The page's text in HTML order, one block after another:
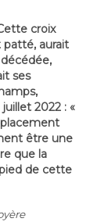
croix
patté, aurait
ses
2022 : «
être une
que la
de cette